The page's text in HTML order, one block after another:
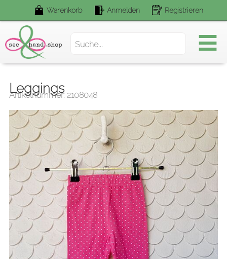
Warenkorb Anmelden Registrieren
Leggings
Artikelnummer: 2108048